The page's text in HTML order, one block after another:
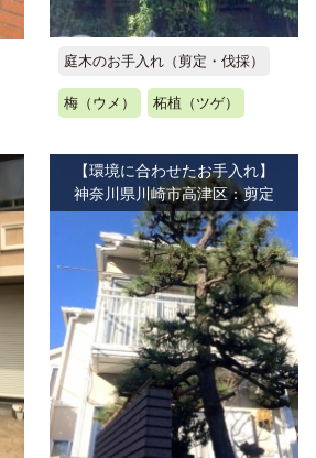
庭木のお手入れ（剪定・伐採）
梅（ウメ） 柘植（ツゲ）
【環境に合わせたお手入れ】
神奈川県川崎市高津区：剪定